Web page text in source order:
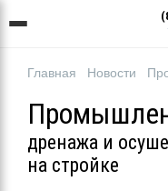
Главная Новости
дренажа и
на стройке